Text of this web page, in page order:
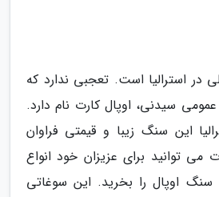
در استرالیا است. تعجبی ندارد که
سیدنی، اوپال کارت نام دارد.
این سنگ زیبا و قیمتی فراوان
توانید برای عزیزان خود انواع
سنگ اوپال را بخرید. این سوغاتی